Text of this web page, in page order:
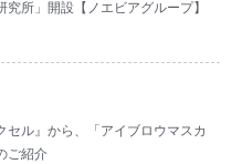
所」開設【ノエビアグループ】
ル』から、「アイブロウマスカ
ご紹介